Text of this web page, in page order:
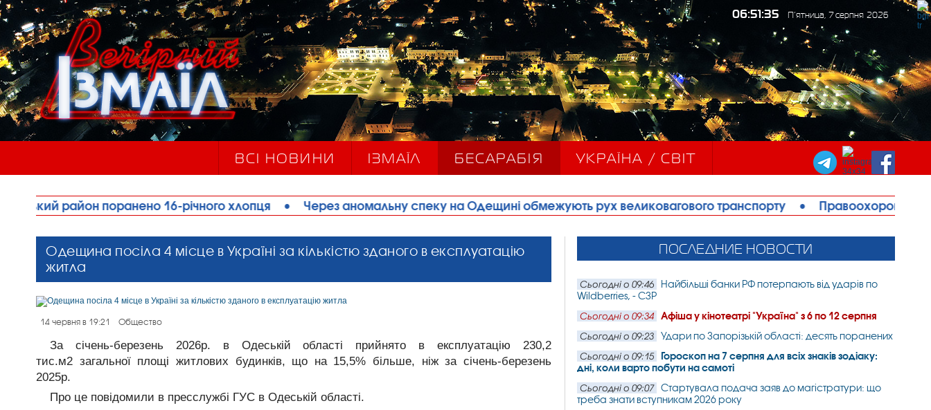
06:51:37 П’ятница, 7 серпня 2026
ВСІ НОВИНИ ІЗМАЇЛ БЕСАРАБІЯ УКРАЇНА / СВІТ
поранено 16-річного хлопця • Через аномальну спеку на Одещині обмежують рух великовагового транспорту • Правоохоронці запобігли
Одещина посіла 4 місце в Україні за кількістю зданого в експлуатацію
житла
14 червня в 19:21 Общество
За січень-березень 2026р. в Одеській області прийнято в експлуатацію 230,2
тис.м2 загальної площі житлових будинків, що на 15,5% більше, ніж за січень-березень
2025р.
Про це повідомили в пресслужбі ГУС в Одеській області.
ПОСЛЕДНИЕ НОВОСТИ
Сьогодні о 09:46
Найбільші банки РФ потерпають від ударів по
Wildberries, - СЗР
Сьогодні о 09:34 Афіша у кінотеатрі "Україна" з 6 по 12 серпня
Сьогодні о 09:23 Удари по Запорізькій області: десять поранених
Сьогодні о 09:15
Гороскоп на 7 серпня для всіх знаків зодіаку:
дні, коли варто побути на самоті
Сьогодні о 09:07
Стартувала подача заяв до магістратури: що
треба знати вступникам 2026 року